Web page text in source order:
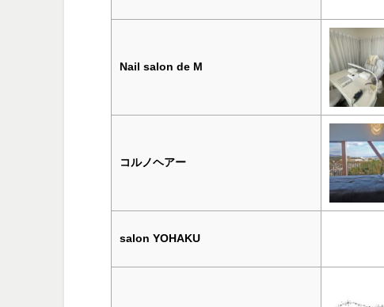
Nail salon de M
コルノヘアー
salon YOHAKU